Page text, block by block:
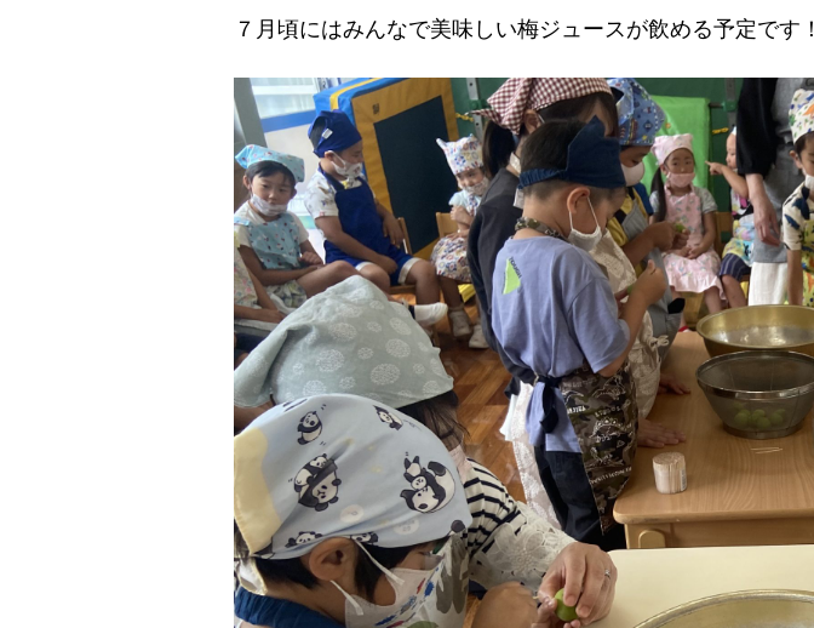
７月頃にはみんなで美味しい梅ジュースが飲める予定です！